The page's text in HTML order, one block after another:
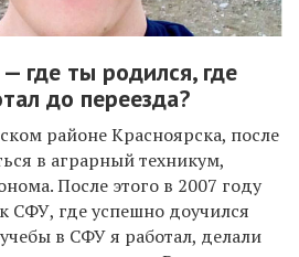
где ты родился, где
до переезда?
районе Красноярска, после
в аграрный техникум,
После этого в 2007 году
СФУ, где успешно доучился
в СФУ я работал, делали